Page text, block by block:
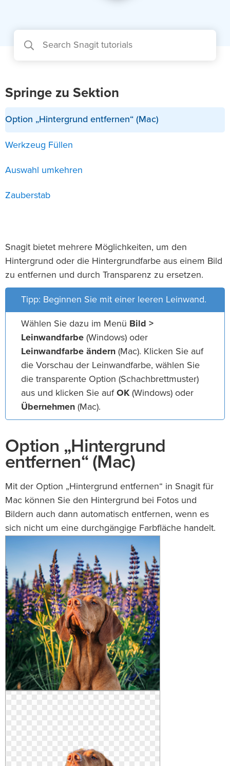
Snagit bietet mehrere Möglichkeiten, um den
Hintergrund oder die Hintergrundfarbe aus einem Bild
zu entfernen und durch Transparenz zu ersetzen.
Tipp: Beginnen Sie mit einer leeren Leinwand.
Wählen Sie dazu im Menü Bild >
Leinwandfarbe (Windows) oder
Leinwandfarbe ändern (Mac). Klicken Sie auf
die Vorschau der Leinwandfarbe, wählen Sie
die transparente Option (Schachbrettmuster)
aus und klicken Sie auf OK (Windows) oder
Übernehmen (Mac).
Option „Hintergrund
entfernen“ (Mac)
Mit der Option „Hintergrund entfernen“ in Snagit für
Mac können Sie den Hintergrund bei Fotos und
Bildern auch dann automatisch entfernen, wenn es
sich nicht um eine durchgängige Farbfläche handelt.
Springe zu Sektion
Option „Hintergrund entfernen“ (Mac)
Werkzeug Füllen
Auswahl umkehren
Zauberstab